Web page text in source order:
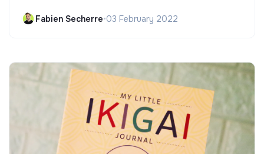
Fabien Secherre•03 February 2022